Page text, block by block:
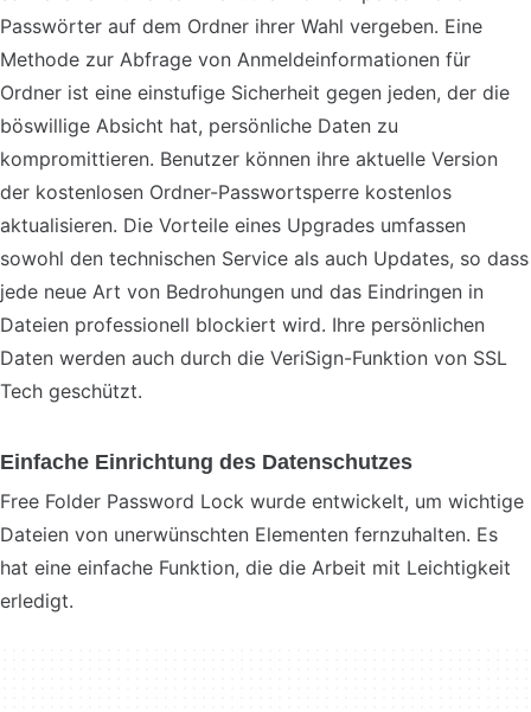
Passwörter auf dem Ordner ihrer Wahl vergeben. Eine
Methode zur Abfrage von Anmeldeinformationen für
Ordner ist eine einstufige Sicherheit gegen jeden, der die
böswillige Absicht hat, persönliche Daten zu
kompromittieren. Benutzer können ihre aktuelle Version
der kostenlosen Ordner-Passwortsperre kostenlos
aktualisieren. Die Vorteile eines Upgrades umfassen
sowohl den technischen Service als auch Updates, so dass
jede neue Art von Bedrohungen und das Eindringen in
Dateien professionell blockiert wird. Ihre persönlichen
Daten werden auch durch die VeriSign-Funktion von SSL
Tech geschützt.
Einfache Einrichtung des Datenschutzes
Free Folder Password Lock wurde entwickelt, um wichtige
Dateien von unerwünschten Elementen fernzuhalten. Es
hat eine einfache Funktion, die die Arbeit mit Leichtigkeit
erledigt.